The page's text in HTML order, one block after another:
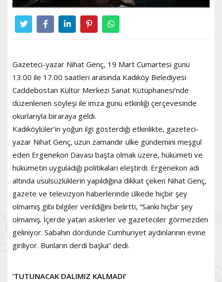
Gazeteci-yazar Nihat Genç, 19 Mart Cumartesi günü
13.00 ile 17.00 saatleri arasında Kadıköy Belediyesi
Caddebostan Kültür Merkezi Sanat Kütüphanesi’nde
düzenlenen söyleşi ile imza günü etkinliği çerçevesinde
okurlarıyla biraraya geldi.
Kadıköylüler’in yoğun ilgi gösterdiği etkinlikte, gazeteci-
yazar Nihat Genç, uzun zamandır ülke gündemini meşgul
eden Ergenekon Davası başta olmak üzere, hükümeti ve
hükümetin uyguladığı politikaları eleştirdi. Ergenekon adı
altında usulsüzlüklerin yapıldığına dikkat çeken Nihat Genç,
gazete ve televizyon haberlerinde ülkede hiçbir şey
olmamış gibi bilgiler verildiğini belirtti, “Sanki hiçbir şey
olmamış. İçerde yatan askerler ve gazeteciler görmezden
geliniyor. Sabahın dördünde Cumhuriyet aydınlarının evine
giriliyor. Bunların derdi başka” dedi.
‘TUTUNACAK DALIMIZ KALMADI’